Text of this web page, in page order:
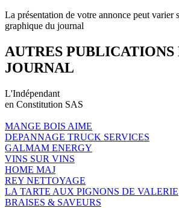
La présentation de votre annonce peut varier
graphique du journal
AUTRES PUBLICATIONS
JOURNAL
L'Indépendant
en Constitution SAS
MANGE BOIS AIME
DEPANNAGE TRUCK SERVICES
GALMAM ENERGY
VINS SUR VINS
HOME MAJ
REY NETTOYAGE
LA TARTE AUX PIGNONS DE VALERIE
BRAISES & SAVEURS